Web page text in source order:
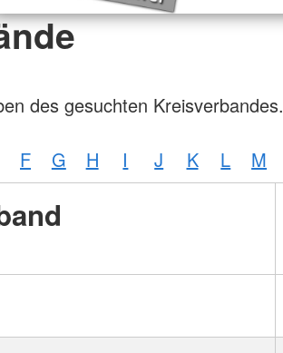
des gesuchten Kreisverbandes.
F G H I J K L M